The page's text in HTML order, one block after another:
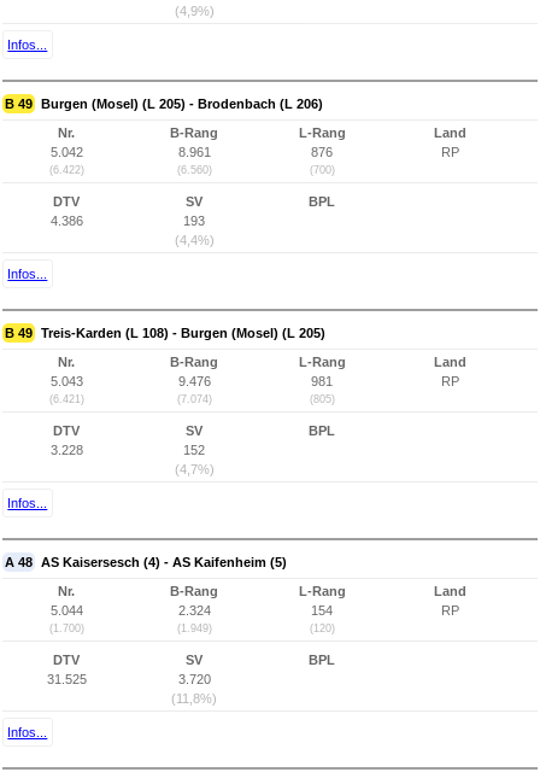
(4,9%)
Infos...
B 49 Burgen (Mosel) (L 205) - Brodenbach (L 206)
Nr.
5.042
(6.422)
B-Rang
8.961
(6.560)
L-Rang
876
(700)
Land
RP
DTV
4.386
SV
193
(4,4%)
BPL
Infos...
B 49 Treis-Karden (L 108) - Burgen (Mosel) (L 205)
Nr.
5.043
(6.421)
B-Rang
9.476
(7.074)
L-Rang
981
(805)
Land
RP
DTV
3.228
SV
152
(4,7%)
BPL
Infos...
A 48 AS Kaisersesch (4) - AS Kaifenheim (5)
Nr.
5.044
(1.700)
B-Rang
2.324
(1.949)
L-Rang
154
(120)
Land
RP
DTV
31.525
SV
3.720
(11,8%)
BPL
Infos...